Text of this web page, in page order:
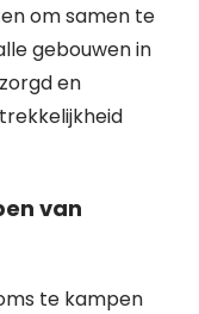
om samen te
gebouwen in
en
van
te kampen